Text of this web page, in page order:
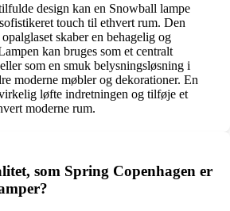
design kan en Snowball lampe
touch til ethvert rum. Den
skaber en behagelig og
kan bruges som et centralt
som en smuk belysningsløsning i
moderne møbler og dekorationer. En
løfte indretningen og tilføje et
moderne rum.
som Spring Copenhagen er